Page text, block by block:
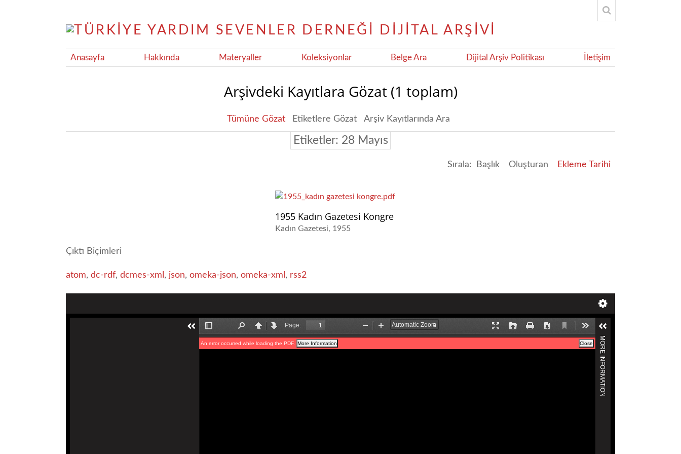
Anasayfa Hakkında Materyaller Koleksiyonlar Belge Ara Dijital Arşiv Politikası İletişim
Arşivdeki Kayıtlara Gözat (1 toplam)
Tümüne Gözat Etiketlere Gözat Arşiv Kayıtlarında Ara
Etiketler: 28 Mayıs
Sırala: Başlık Oluşturan Ekleme Tarihi
1955 Kadın Gazetesi Kongre
Kadın Gazetesi 1955
Çıktı Biçimleri
atom,dc-rdf,dcmes-xml , json,omeka-json,omeka-xml , rss2